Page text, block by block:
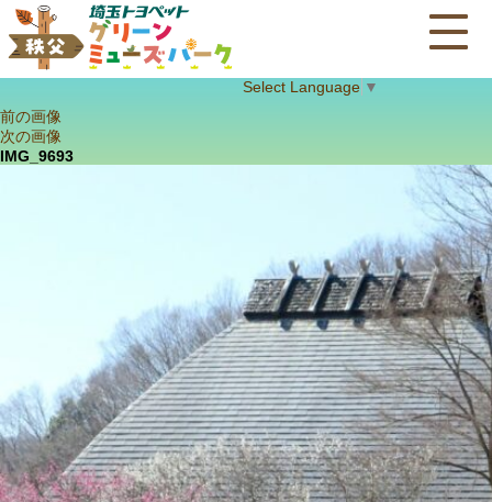
Select Language ▼
前の画像
次の画像
IMG_9693